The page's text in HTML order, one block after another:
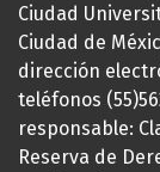
Ciudad
Ciudad de
dirección
teléfonos
responsable:
Reserva de